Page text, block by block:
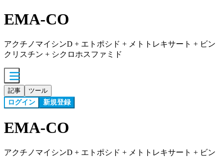
EMA-CO
アクチノマイシンD + エトポシド + メトトレキサート + ビン
クリスチン + シクロホスファミド
記事 ツール
ログイン 新規登録
EMA-CO
アクチノマイシンD + エトポシド + メトトレキサート + ビン